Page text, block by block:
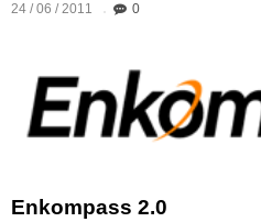
24 / 06 / 2011 0
Enkompass 2.0